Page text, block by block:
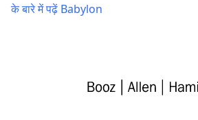
के बारे में पढ़ें Babylon